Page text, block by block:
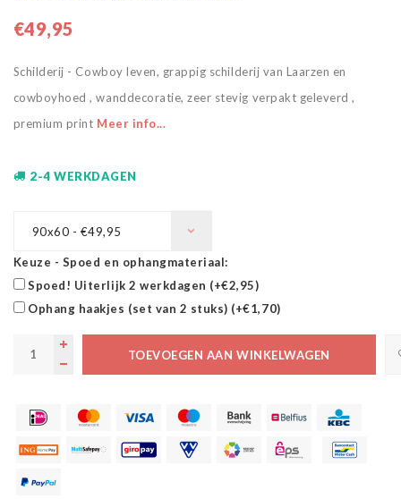
€49,95
Schilderij - Cowboy leven, grappig schilderij van Laarzen en
cowboyhoed , wanddecoratie, zeer stevig verpakt geleverd ,
premium print Meer info...
2-4 WERKDAGEN
90x60 - €49,95
Keuze - Spoed en ophangmateriaal:
Spoed! Uiterlijk 2 werkdagen (+€2,95)
Ophang haakjes (set van 2 stuks) (+€1,70)
TOEVOEGEN AAN WINKELWAGEN